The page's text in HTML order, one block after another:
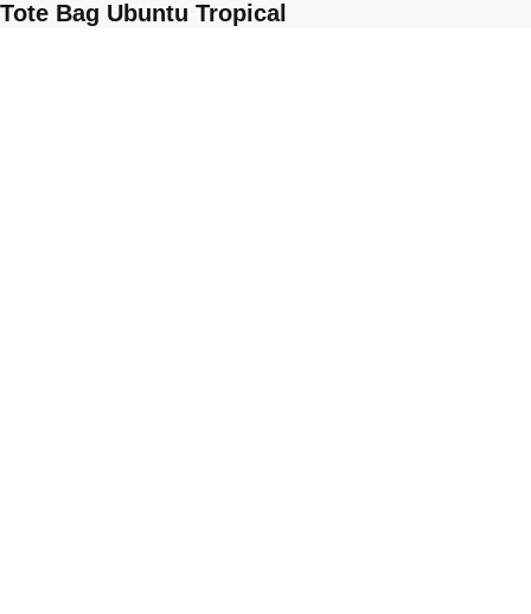
Tote Bag Ubuntu Tropical